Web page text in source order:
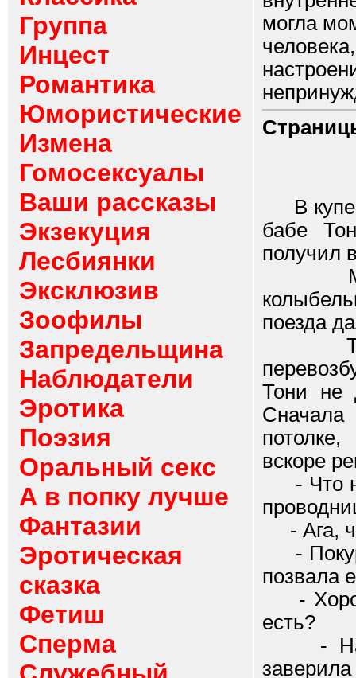
Группа
Инцест
Романтика
Юмористические
Измена
Гомосексуалы
Ваши рассказы
Экзекуция
Лесбиянки
Эксклюзив
Зоофилы
Запредельщина
Наблюдатели
Эротика
Поэзия
Оральный секс
А в попку лучше
Фантазии
Эротическая
сказка
Фетиш
Сперма
могла
В купе
бабе
получил
поезда
То ли
Тони не
вскоре
- Что
- Ага,
-
позвала
-
есть?
-
заверила